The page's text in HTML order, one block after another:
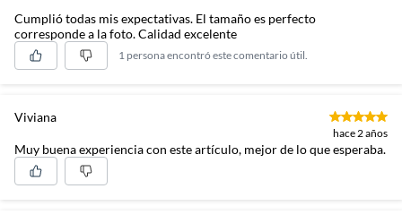
Cumplió todas mis expectativas. El tamaño es perfecto
corresponde a la foto. Calidad excelente
1 persona encontró este comentario útil.
Viviana
hace 2 años
Muy buena experiencia con este artículo, mejor de lo que esperaba.